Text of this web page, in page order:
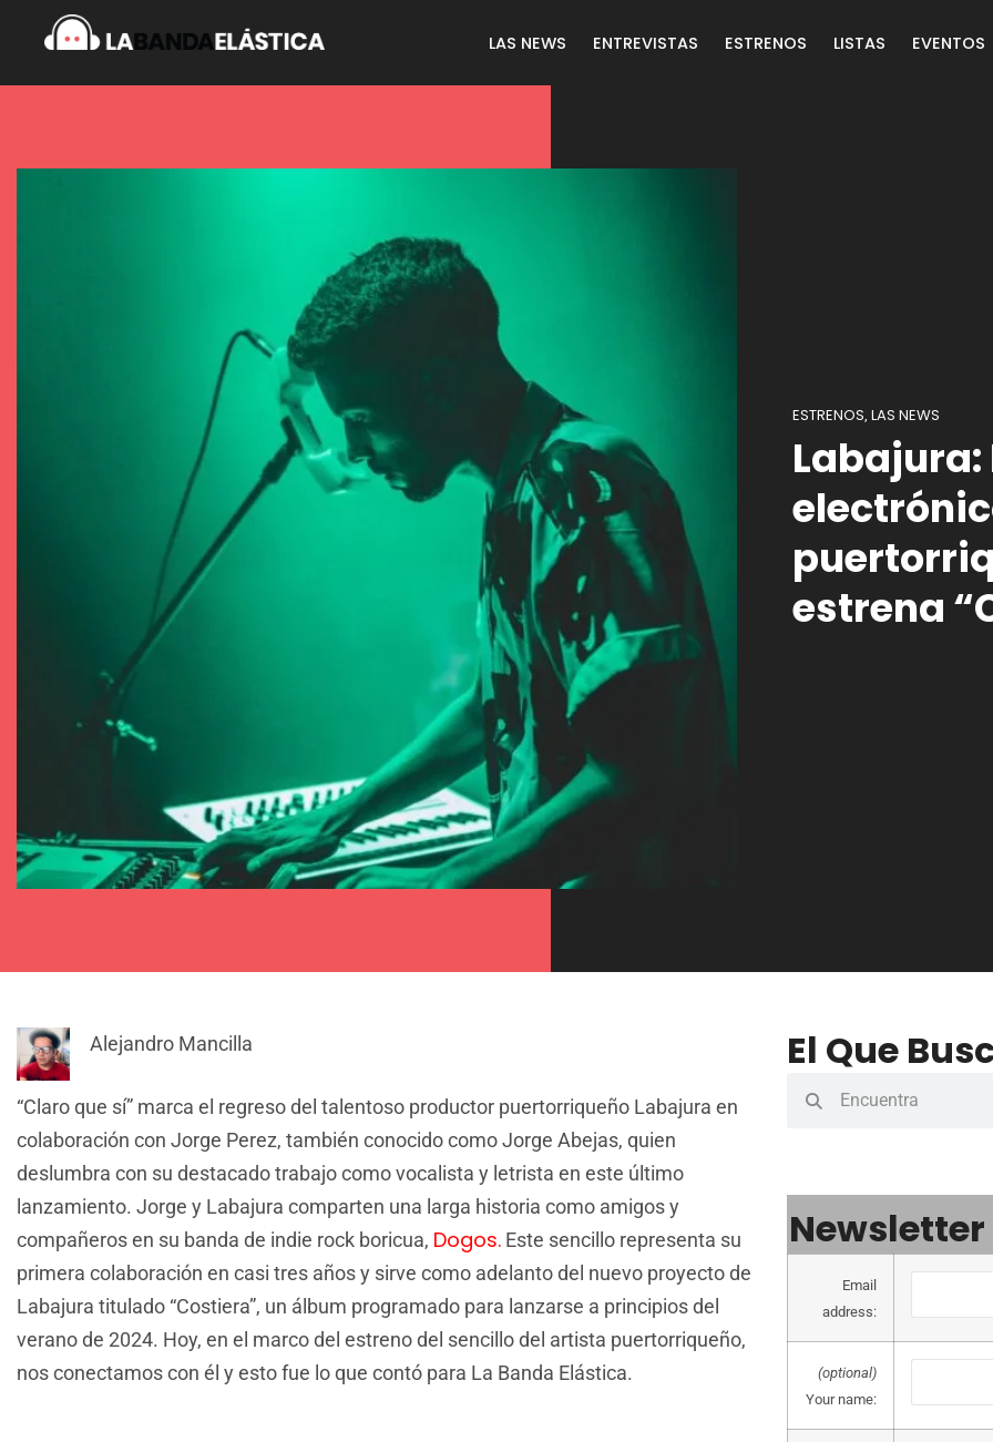
LAS NEWS ENTREVISTAS ESTRENOS LISTAS EVENTOS
ESTRENOS, LAS NEWS
Labajura:
estrena
Alejandro Mancilla
“Claro que sí” marca el regreso del talentoso productor puertorriqueño Labajura en
colaboración con Jorge Perez, también conocido como Jorge Abejas, quien
deslumbra con su destacado trabajo como vocalista y letrista en este último
lanzamiento. Jorge y Labajura comparten una larga historia como amigos y
compañeros en su banda de indie rock boricua, Dogos. Este sencillo representa su
primera colaboración en casi tres años y sirve como adelanto del nuevo proyecto de
Labajura titulado “Costiera”, un álbum programado para lanzarse a principios del
verano de 2024. Hoy, en el marco del estreno del sencillo del artista puertorriqueño,
nos conectamos con él y esto fue lo que contó para La Banda Elástica.
El Que
Newsletter
Email
address:
(optional)
Your name: